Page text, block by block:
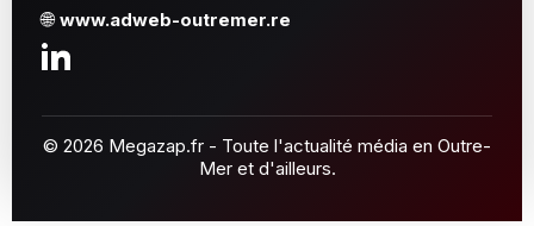
🌐www.adweb-outremer.re
© 2026 Megazap.fr - Toute l'actualité média en Outre-
Mer et d'ailleurs.